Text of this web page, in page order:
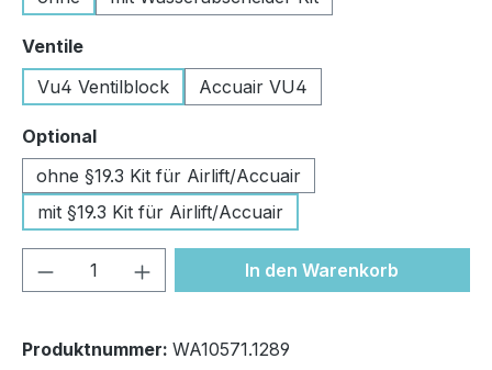
Ventileauswählen
Vu4 Ventilblock
Accuair VU4
Optionalauswählen
ohne §19.3 Kit für Airlift/Accuair
mit §19.3 Kit für Airlift/Accuair
Produkt Anzahl: Gib denIn den Warenkorb
Produktnummer: WA10571.1289